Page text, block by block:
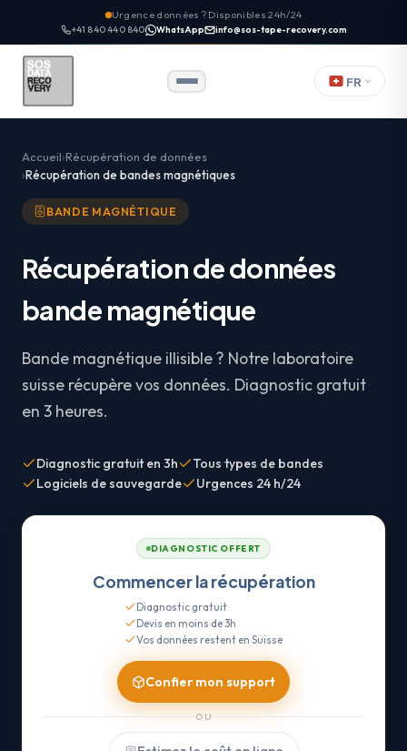
Urgence données ? Disponibles 24h/24
+41 840 440 840 WhatsApp info@sos-tape-recovery.com
FR
Accueil Récupération de données
Récupération de bandes magnétiques
BANDE MAGNÉTIQUE
Récupération de données
bande magnétique
Bande magnétique illisible ? Notre laboratoire
suisse récupère vos données. Diagnostic gratuit
en 3 heures.
Diagnostic gratuit en 3h
Tous types de bandes
Logiciels de sauvegarde
Urgences 24 h/24
DIAGNOSTIC OFFERT
Commencer la récupération
Diagnostic gratuit
Devis en moins de 3h
Vos données restent en Suisse
Confier mon support
OU